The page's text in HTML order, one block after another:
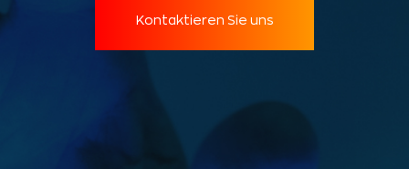
Kontaktieren Sie uns